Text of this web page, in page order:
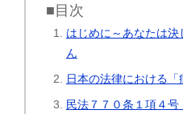
■目次
はじめに～あなたは
ん
日本の法律における
民法７７０条１項４